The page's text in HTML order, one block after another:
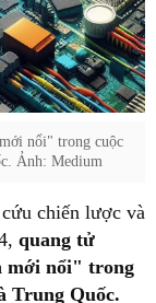
nổi" trong cuộc
Ảnh: Medium
chiến lược và
quang tử
mới nổi" trong
Trung Quốc.